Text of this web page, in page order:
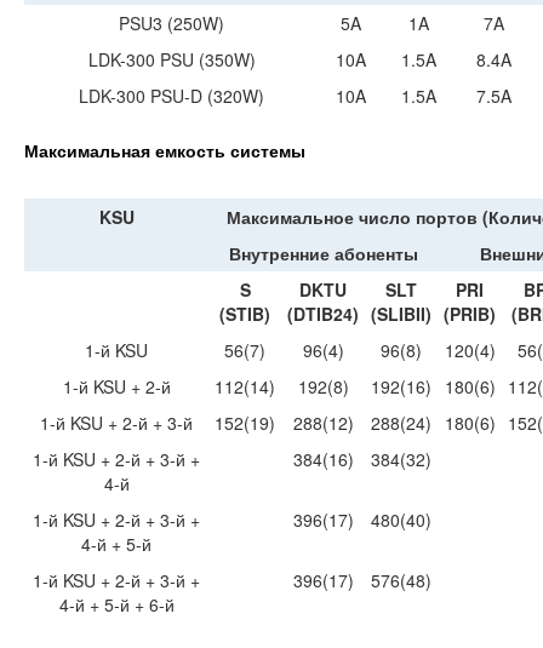
PSU3 (250W)
5A 1A
7A
LDK-300 PSU (350W)
10A 1.5A
8.4A
LDK-300 PSU-D (320W)
10A 1.5A 7.5A
Максимальная емкость системы
KSU
Максимальное число портов
Внутренние абоненты
S
(STIB)
DKTU
(DTIB24)
SLT
(SLIBII)
PRI
(PRIB)
1-й KSU
56(7) 96(4) 96(8) 120(4)
1-й KSU + 2-й
112(14) 192(8) 192(16) 180(6)
1-й KSU + 2-й + 3-й
152(19) 288(12) 288(24) 180(6)
1-й KSU + 2-й + 3-й +
4-й
384(16) 384(32)
1-й KSU + 2-й + 3-й +
4-й + 5-й
396(17) 480(40)
1-й KSU + 2-й + 3-й +
4-й + 5-й + 6-й
396(17) 576(48)